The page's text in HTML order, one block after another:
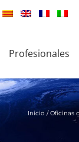
Profesionales
Inicio Oficinas